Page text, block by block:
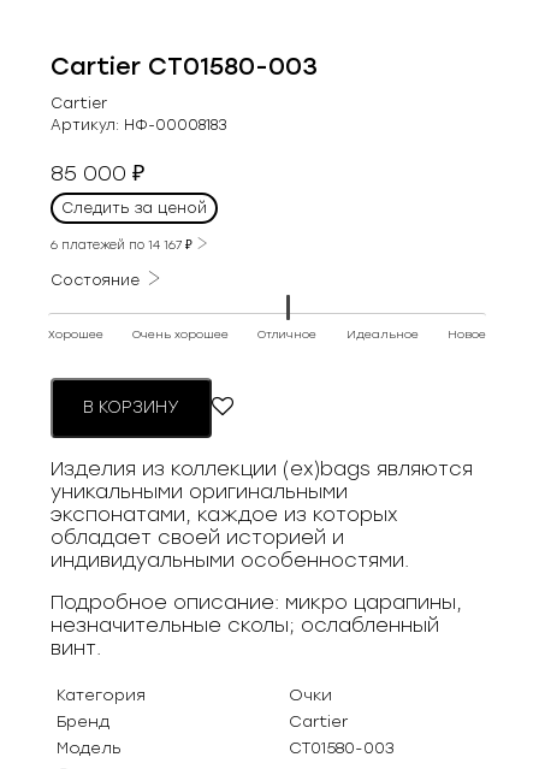
Cartier CT01580-003
Cartier
Артикул: НФ-00008183
85 000₽
Следить за ценой
6 платежей по14 167₽
Состояние
Хорошее Очень хорошее Отличное Идеальное Новое
В КОРЗИНУ
Изделия из коллекции (ex)bags являются
уникальными оригинальными
экспонатами, каждое из которых
обладает своей историей и
индивидуальными особенностями.
Подробное описание: микро царапины,
незначительные сколы; ослабленный
винт.
Категория
Очки
Бренд
Cartier
Модель
CT01580-003